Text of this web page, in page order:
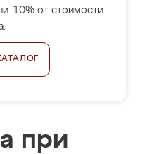
10% от стоимости
при